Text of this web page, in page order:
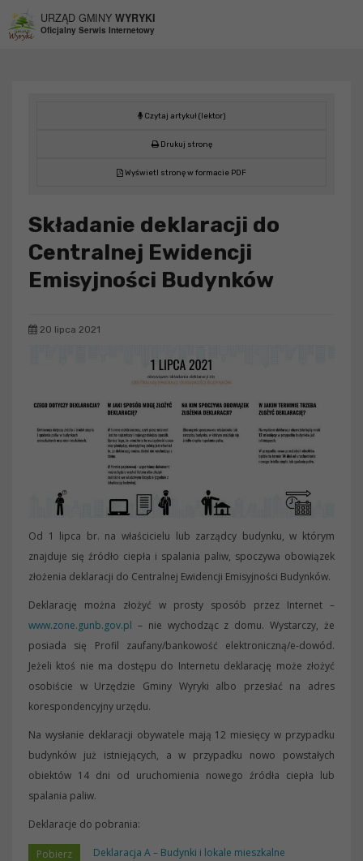
URZĄD GMINY WYRYKI
Oficjalny Serwis Internetowy
Czytaj artykuł (lektor)
Drukuj stronę
Wyświetl stronę w formacie PDF
Składanie deklaracji do
Centralnej Ewidencji
Emisyjności Budynków
20 lipca 2021
Od 1 lipca br. na właścicielu lub zarządcy budynku, w którym
znajduje się źródło ciepła i spalania paliw, spoczywa obowiązek
złożenia deklaracji do Centralnej Ewidencji Emisyjności Budynków.
Deklarację można złożyć w prosty sposób przez Internet –
www.zone.gunb.gov.pl – nie wychodząc z domu. Wystarczy, że
posiada się Profil zaufany/bankowość elektroniczną/e-dowód.
Jeżeli ktoś nie ma dostępu do Internetu deklarację może złożyć
osobiście w Urzędzie Gminy Wyryki albo przesłać na adres
korespondencyjny urzędu.
Na wysłanie deklaracji obywatele mają 12 miesięcy w przypadku
budynków już istniejących, a w przypadku nowo powstałych
obiektów 14 dni od uruchomienia nowego źródła ciepła lub
spalania paliw.
Deklaracje do pobrania:
Deklaracja A – Budynki i lokale mieszkalne